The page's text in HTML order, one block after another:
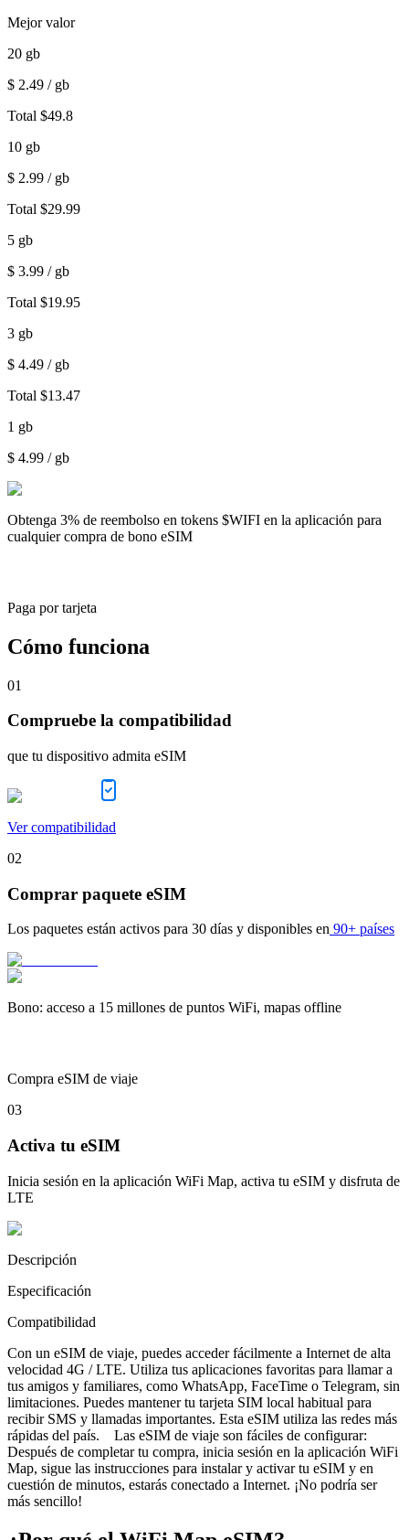
Mejor valor
20 gb
$ 2.49 / gb
Total $49.8
10 gb
$ 2.99 / gb
Total $29.99
5 gb
$ 3.99 / gb
Total $19.95
3 gb
$ 4.49 / gb
Total $13.47
1 gb
$ 4.99 / gb
Obtenga 3% de reembolso en tokens $WIFI en la aplicación para
cualquier compra de bono eSIM
Paga por tarjeta
Cómo funciona
01
Compruebe la compatibilidad
que tu dispositivo admita eSIM
Ver compatibilidad
02
Comprar paquete eSIM
Los paquetes están activos para 30 días y disponibles en 90+ países
Bono: acceso a 15 millones de puntos WiFi, mapas offline
Compra eSIM de viaje
03
Activa tu eSIM
Inicia sesión en la aplicación WiFi Map, activa tu eSIM y disfruta de
LTE
Descripción
Especificación
Compatibilidad
Con un eSIM de viaje, puedes acceder fácilmente a Internet de alta
velocidad 4G / LTE. Utiliza tus aplicaciones favoritas para llamar a
tus amigos y familiares, como WhatsApp, FaceTime o Telegram, sin
limitaciones. Puedes mantener tu tarjeta SIM local habitual para
recibir SMS y llamadas importantes. Esta eSIM utiliza las redes más
rápidas del país. Las eSIM de viaje son fáciles de configurar:
Después de completar tu compra, inicia sesión en la aplicación WiFi
Map, sigue las instrucciones para instalar y activar tu eSIM y en
cuestión de minutos, estarás conectado a Internet. ¡No podría ser
más sencillo!